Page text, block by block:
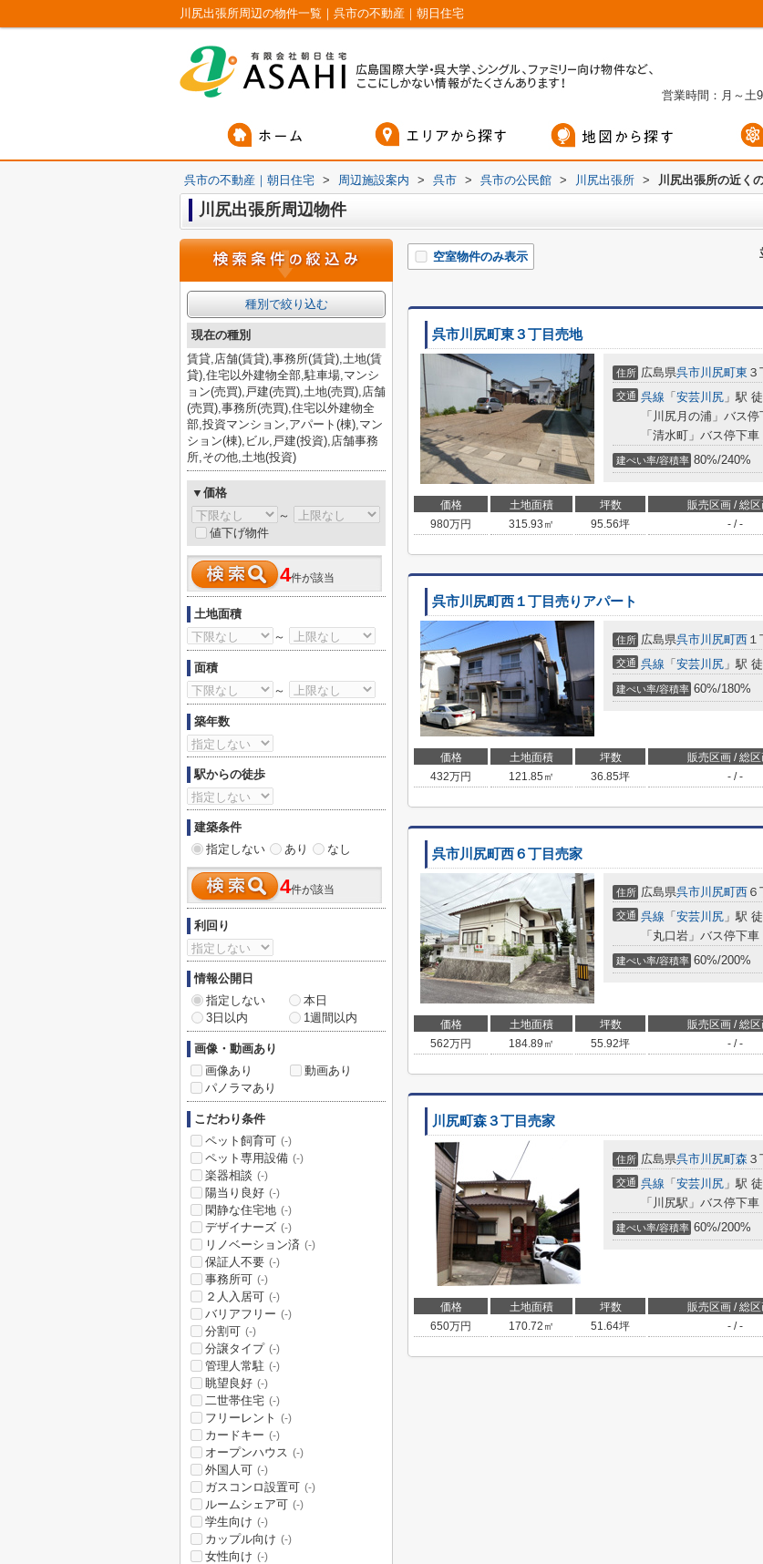
川尻出張所周辺の物件一覧｜呉市の不動産｜朝日住宅
営業時間：月～土
呉市の不動産｜朝日住宅 > 周辺施設案内 > 呉市 > 呉市の公民館 > 川尻出張所 > 川尻出張所の近く
川尻出張所周辺物件
空室物件のみ表示
呉市川尻町東３丁目売地
住所 広島県呉市川尻町東
交通 呉線 「 安芸川尻 」駅
「川尻月の浦」バス
「清水町」バス停下
建ぺい率/容積率 80%/240%
価格 土地面積 坪数 販売区画 / 総区
980万円 315.93㎡ 95.56坪 - / -
呉市川尻町西１丁目売りアパート
住所 広島県呉市川尻町西
交通 呉線 「 安芸川尻 」駅
建ぺい率/容積率 60%/180%
価格 土地面積 坪数 販売区画 / 総区
432万円 121.85㎡ 36.85坪 - / -
呉市川尻町西６丁目売家
住所 広島県呉市川尻町西
交通 呉線 「 安芸川尻 」駅
「丸口岩」バス停下
建ぺい率/容積率 60%/200%
価格 土地面積 坪数 販売区画 / 総区
562万円 184.89㎡ 55.92坪 - / -
川尻町森３丁目売家
住所 広島県呉市川尻町森
交通 呉線 「 安芸川尻 」駅
「川尻駅」バス停下
建ぺい率/容積率 60%/200%
価格 土地面積 坪数 販売区画 / 総区
650万円 170.72㎡ 51.64坪 - / -
種別で絞り込む
現在の種別
賃貸,店舗(賃貸),事務所(賃貸),土地(賃
貸),住宅以外建物全部,駐車場,マンシ
ョン(売買),戸建(売買),土地(売買),店舗
(売買),事務所(売買),住宅以外建物全
部,投資マンション,アパート(棟),マン
ション(棟),ビル,戸建(投資),店舗事務
所,その他,土地(投資)
▼価格
～
値下げ物件
4件が該当
土地面積
～
面積
～
築年数
駅からの徒歩
建築条件
指定しない
あり なし
4件が該当
利回り
情報公開日
指定しない
本日
3日以内
1週間以内
画像・動画あり
画像あり
動画あり
パノラマあり
こだわり条件
ペット飼育可 (-)
ペット専用設備 (-)
楽器相談 (-)
陽当り良好 (-)
閑静な住宅地 (-)
デザイナーズ (-)
リノベーション済 (-)
保証人不要 (-)
事務所可 (-)
２人入居可 (-)
バリアフリー (-)
分割可 (-)
分譲タイプ (-)
管理人常駐 (-)
眺望良好 (-)
二世帯住宅 (-)
フリーレント (-)
カードキー (-)
オープンハウス (-)
外国人可 (-)
ガスコンロ設置可 (-)
ルームシェア可 (-)
学生向け (-)
カップル向け (-)
女性向け (-)